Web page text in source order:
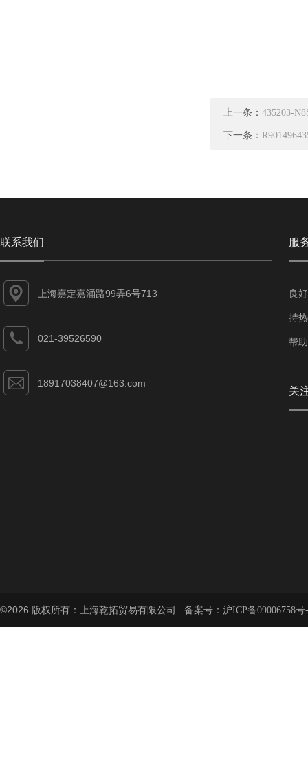
上一条： 435203-
下一条：
联系我们
上海嘉定嘉涌路99弄6号713
021-39526590
18917038407@163.com
服
良
持
帮
关
©2026 版权所有：上海乾拓贸易有限公司 备案号： 沪ICP备09006758号